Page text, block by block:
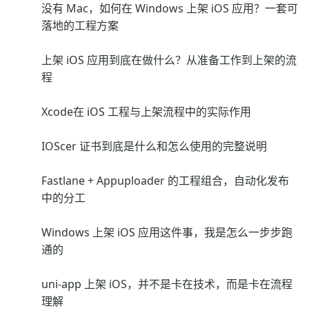
没有 Mac，如何在 Windows 上架 iOS 应用？一套可
落地的工程方案
上架 iOS 应用到底在做什么？从准备工作到上架的流
程
Xcode在 iOS 工程与上架流程中的实际作用
IOScer 证书到底是什么和怎么使用的完整说明
Fastlane + Appuploader 的工程组合，自动化发布
中的分工
Windows 上架 iOS 应用这件事，我是怎么一步步跑
通的
uni-app 上架 iOS，并不是卡在技术，而是卡在流程
理解